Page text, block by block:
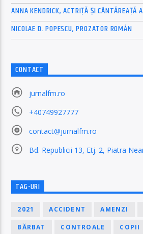
ANNA KENDRICK, ACTRIȚĂ ȘI CÂNTĂREAȚĂ
NICOLAE D. POPESCU, PROZATOR ROMÂN
CONTACT
jurnalfm.ro
+40749927777
contact@jurnalfm.ro
Bd. Republicii 13, Etj. 2, Piatra
TAG-URI
2021 ACCIDENT AMENZI
BĂRBAT CONTROALE COPII